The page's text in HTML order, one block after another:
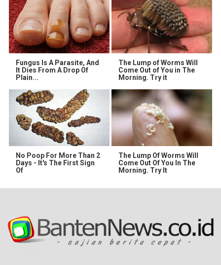
Fungus Is A Parasite, And
It Dies From A Drop Of
Plain...
The Lump of Worms Will
Come Out of You in The
Morning. Try it
No Poop For More Than 2
Days - It's The First Sign
Of
The Lump Of Worms Will
Come Out Of You In The
Morning. Try It